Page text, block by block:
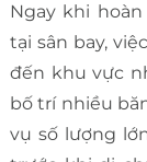
Ngay khi
tại sân bay,
đến khu vực
bố trí nhiều
vụ số lượng